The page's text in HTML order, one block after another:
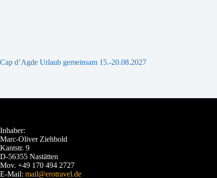
Cap d’Agde Urlaub gemeinsam 15.-20.08.2027
Inhaber:
Marc-Oliver Ziehbold
Kantstr. 9
D-56355 Nastätten
Mov. +49 170 494 2727
E-Mail: mail@erotravel.de